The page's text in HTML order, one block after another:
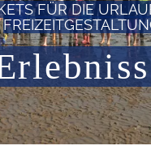
FÜR DIE